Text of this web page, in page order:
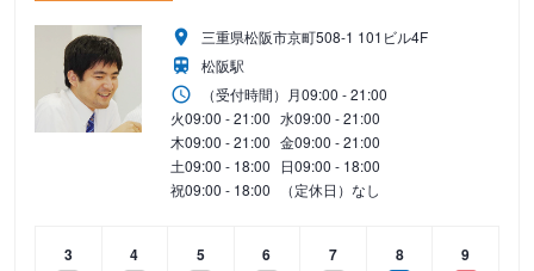
三重県松阪市京町508-1 101ビル4F
松阪駅
（受付時間） 月09:00 - 21:00
火09:00 - 21:00 水09:00 - 21:00
木09:00 - 21:00 金09:00 - 21:00
土09:00 - 18:00 日09:00 - 18:00
祝09:00 - 18:00 （定休日）なし
3
4
5
6
7
8
9